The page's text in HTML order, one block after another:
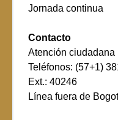
Jornada continua
Contacto
Atención ciudadana
Teléfonos: (57+1)
Ext.: 40246
Línea fuera de